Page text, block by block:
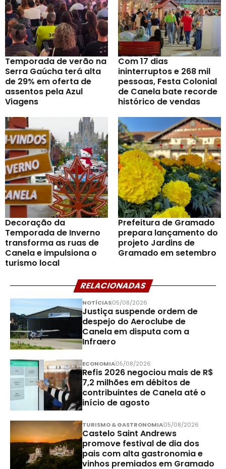
Temporada de verão na
Serra Gaúcha terá alta
de 29% em oferta de
assentos pela Azul
Viagens
Com 17 dias
ininterruptos e 268 mil
pessoas, Festa Colonial
de Canela bate recorde
histórico de vendas
Decoração da
Temporada de Inverno
transforma as ruas de
Canela e impulsiona o
turismo local
Prefeitura de Gramado
prepara lançamento do
projeto Jardins de
Gramado em setembro
RELACIONADAS
NOTÍCIAS05/08/2026
Justiça suspende ordem de
despejo do Aeroclube de
Canela em disputa com a
Infraero
ECONOMIA05/08/2026
Refis 2026 negociou mais de R$
7,2 milhões em débitos de
contribuintes de Canela até o
início de agosto
TURISMO & GASTRONOMIA05/08/2026
Castelo Saint Andrews
promove festival de dia dos
pais com alta gastronomia e
vinhos premiados em Gramado